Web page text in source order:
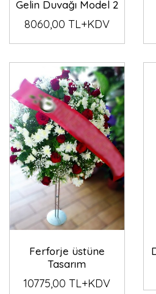
Gelin Duvağı Model 2
8060,00 TL+KDV
Ferforje üstüne
Tasarım
10775,00 TL+KDV